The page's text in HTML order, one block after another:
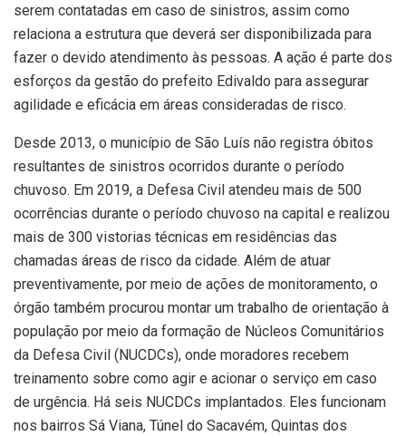
serem contatadas em caso de sinistros, assim como
relaciona a estrutura que deverá ser disponibilizada para
fazer o devido atendimento às pessoas. A ação é parte dos
esforços da gestão do prefeito Edivaldo para assegurar
agilidade e eficácia em áreas consideradas de risco.
Desde 2013, o município de São Luís não registra óbitos
resultantes de sinistros ocorridos durante o período
chuvoso. Em 2019, a Defesa Civil atendeu mais de 500
ocorrências durante o período chuvoso na capital e realizou
mais de 300 vistorias técnicas em residências das
chamadas áreas de risco da cidade. Além de atuar
preventivamente, por meio de ações de monitoramento, o
órgão também procurou montar um trabalho de orientação à
população por meio da formação de Núcleos Comunitários
da Defesa Civil (NUCDCs), onde moradores recebem
treinamento sobre como agir e acionar o serviço em caso
de urgência. Há seis NUCDCs implantados. Eles funcionam
nos bairros Sá Viana, Túnel do Sacavém, Quintas dos